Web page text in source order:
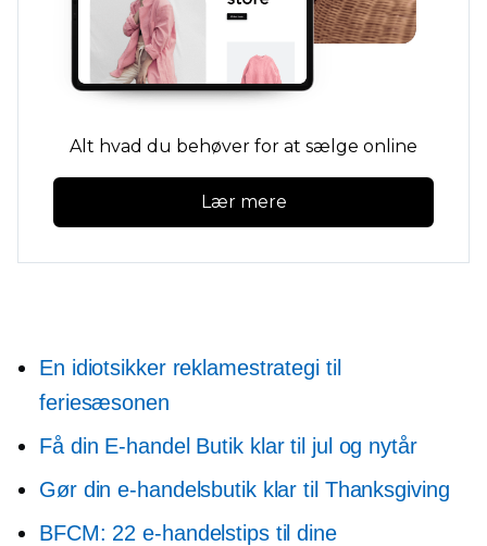
Alt hvad du behøver for at sælge online
Lær mere
En idiotsikker reklamestrategi til
feriesæsonen
Få din E-handel Butik klar til jul og nytår
Gør din e-handelsbutik klar til Thanksgiving
BFCM: 22 e-handelstips til dine